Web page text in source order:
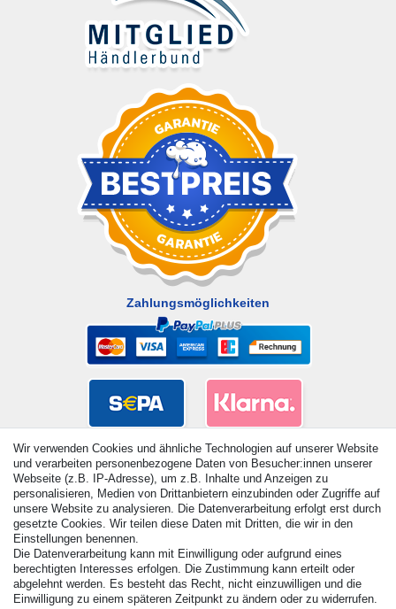
Zahlungsmöglichkeiten
© Copyright 2026 | Alle Rechte vorbehalten. - Alle Rechte
vorbehalten. Preisangaben inkl. gesetzl. 19% MwSt. |
Grundpreise siehe Artikeldetail | *Gilt für Lieferungen nach
Wir verwenden Cookies und ähnliche Technologien auf unserer Website
und verarbeiten personenbezogene Daten von Besucher:innen unserer
Webseite (z.B. IP-Adresse), um z.B. Inhalte und Anzeigen zu
personalisieren, Medien von Drittanbietern einzubinden oder Zugriffe auf
unsere Website zu analysieren. Die Datenverarbeitung erfolgt erst durch
gesetzte Cookies. Wir teilen diese Daten mit Dritten, die wir in den
Einstellungen benennen.
Die Datenverarbeitung kann mit Einwilligung oder aufgrund eines
berechtigten Interesses erfolgen. Die Zustimmung kann erteilt oder
abgelehnt werden. Es besteht das Recht, nicht einzuwilligen und die
Einwilligung zu einem späteren Zeitpunkt zu ändern oder zu widerrufen.